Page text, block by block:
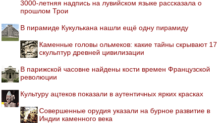
3000-летняя надпись на лувийском языке рассказала о
прошлом Трои
В пирамиде Кукулькана нашли ещё одну пирамиду
Каменные головы ольмеков: какие тайны скрывают 17
скульптур древней цивилизации
В парижской часовне найдены кости времен Французской
революции
Культуру ацтеков показали в аутентичных ярких красках
Совершенные орудия указали на бурное развитие в
Индии каменного века